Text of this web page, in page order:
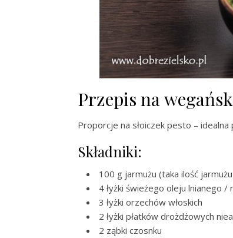
Przepis na
Proporcje na słoiczek pesto –
Składniki:
100 g jarmużu (taka ilość
4 łyżki świeżego oleju lnianego
3 łyżki orzechów włoskich
2 łyżki płatków drożdżowych
2 ząbki czosnku